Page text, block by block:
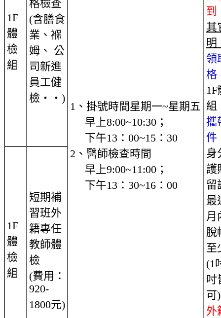
1F
體
檢
組
格檢查
(含膳食
業、褓
姆、 公
司新進
員工健
檢‧‧)
1、掛號時間星期一~星期五
早上8:00~10:30；
下午13：00~15：30
2、醫師檢查時間
早上9:00~11:00；
下午13：30~16：00
到
其
明
領
格
組
攜
件
身
護
留
最
月
脫
至
(1
吋
可
外
1F
體
檢
組
短期補
習班外
籍專任
教師體
檢
(費用：
920-
1800元)